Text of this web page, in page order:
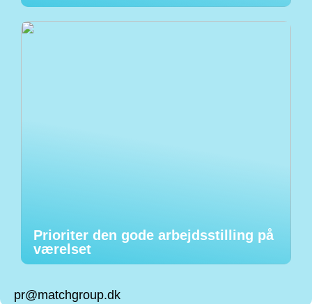
Prioriter den gode arbejdsstilling på
værelset
pr@matchgroup.dk